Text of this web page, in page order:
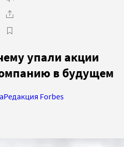
упали акции
в будущем
Редакция Forbes